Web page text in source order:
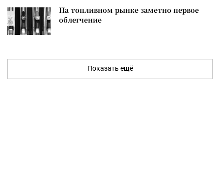
На топливном рынке заметно первое
облегчение
Показать ещё